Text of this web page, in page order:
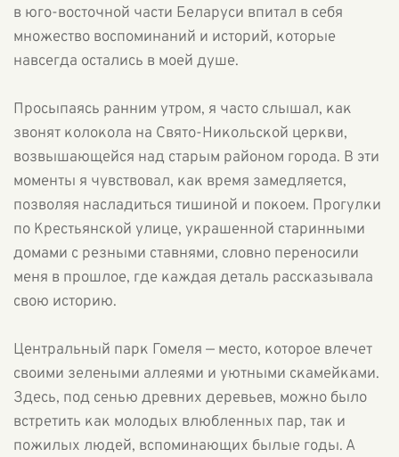
в юго-восточной части Беларуси впитал в себя
множество воспоминаний и историй, которые
навсегда остались в моей душе.
Просыпаясь ранним утром, я часто слышал, как
звонят колокола на Свято-Никольской церкви,
возвышающейся над старым районом города. В эти
моменты я чувствовал, как время замедляется,
позволяя насладиться тишиной и покоем. Прогулки
по Крестьянской улице, украшенной старинными
домами с резными ставнями, словно переносили
меня в прошлое, где каждая деталь рассказывала
свою историю.
Центральный парк Гомеля — место, которое влечет
своими зелеными аллеями и уютными скамейками.
Здесь, под сенью древних деревьев, можно было
встретить как молодых влюбленных пар, так и
пожилых людей, вспоминающих былые годы. А